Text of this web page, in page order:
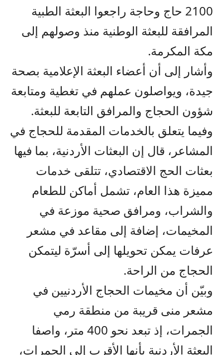
2100 حاج وحاجة راجعوا البعثة الطبية
المرافقة للبعثة الوطنية منذ وصولهم إلى
مكة المكرمة.
وأشار إلى أن أعضاء البعثة الإعلامية بصحة
جيدة، ويواصلون عملهم في تغطية ومتابعة
شؤون الحجاج والمرافق التابعة للبعثة.
وفيما يتعلق بالخدمات المقدمة للحجاج في
المشاعر، قال إن البعثات الأردنية، بما فيها
بعثات الحج الاقتصادي، تتلقى خدمات
مميزة هذا العام، تشمل أماكن للطعام
والشراب، ومرافق صحية موزعة في
المخيمات، إضافة إلى مقاعد في مشعر
عرفات يمكن تحويلها إلى أسرّة ليتمكن
الحجاج من الراحة.
وبيّن أن مخيمات الحجاج الأردنيين في
مشعر منى قريبة من منطقة رمي
الجمرات، إذ تبعد نحو 400 متر، واصفا
البعثة الأردنية بأنها الأقرب إلى الجمرات،